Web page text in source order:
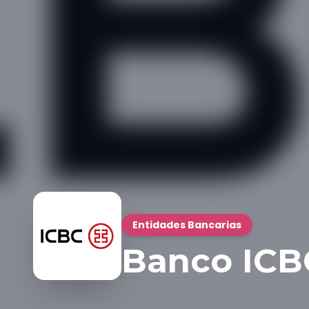
Entidades Bancarias
Banco